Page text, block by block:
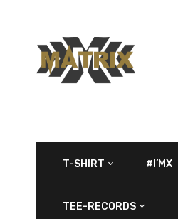
T-SHIRT #I’MX
TEE-RECORDS